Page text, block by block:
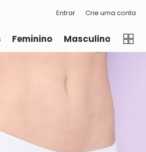
Entrar Crie uma conta
Feminino Masculino